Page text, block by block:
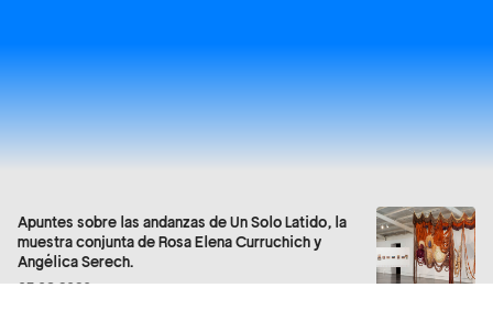
Apuntes sobre las andanzas de Un Solo Latido, la
muestra conjunta de Rosa Elena Curruchich y
Angélica Serech.
05.08.2026